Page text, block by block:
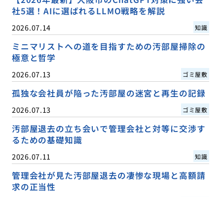
社5選！AIに選ばれるLLMO戦略を解説
2026.07.14 知識
ミニマリストへの道を目指すための汚部屋掃除の
極意と哲学
2026.07.13 ゴミ屋敷
孤独な会社員が陥った汚部屋の迷宮と再生の記録
2026.07.13 ゴミ屋敷
汚部屋退去の立ち会いで管理会社と対等に交渉す
るための基礎知識
2026.07.11 知識
管理会社が見た汚部屋退去の凄惨な現場と高額請
求の正当性